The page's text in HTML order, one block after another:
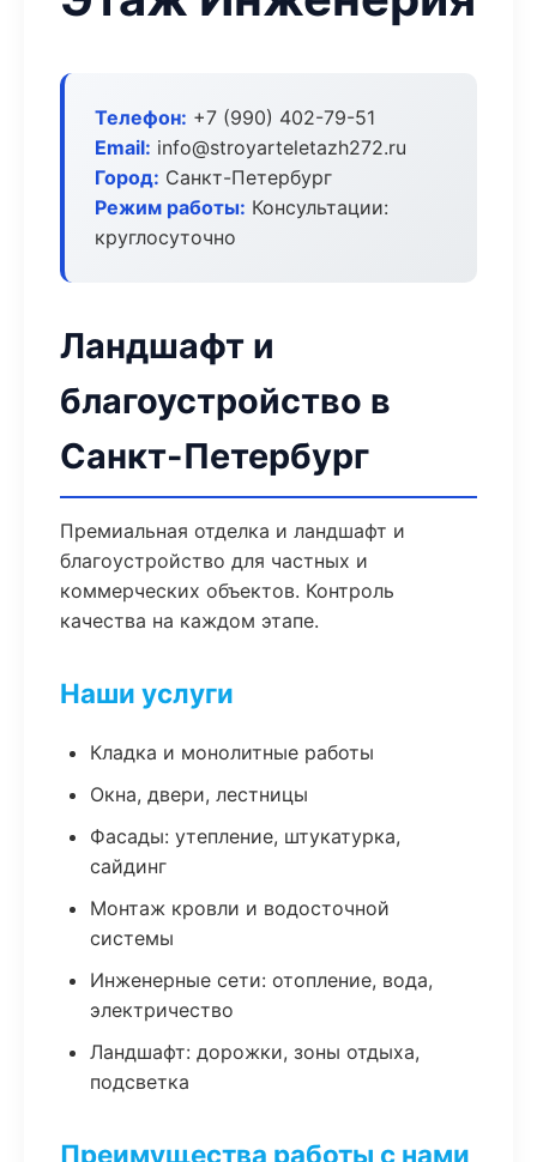
Телефон: +7 (990) 402-79-51
Email: info@stroyarteletazh272.ru
Город: Санкт-Петербург
Режим работы: Консультации:
круглосуточно
Ландшафт и
благоустройство в
Санкт-Петербург
Премиальная отделка и ландшафт и
благоустройство для частных и
коммерческих объектов. Контроль
качества на каждом этапе.
Наши услуги
Кладка и монолитные работы
Окна, двери, лестницы
Фасады: утепление, штукатурка,
сайдинг
Монтаж кровли и водосточной
системы
Инженерные сети: отопление, вода,
электричество
Ландшафт: дорожки, зоны отдыха,
подсветка
Преимущества работы с нами